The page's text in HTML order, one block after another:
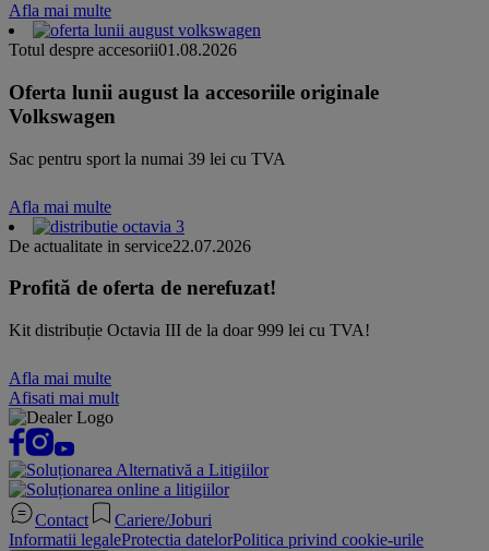
Afla mai multe
Totul despre accesorii01.08.2026
Oferta lunii august la accesoriile originale
Volkswagen
Sac pentru sport la numai 39 lei cu TVA
Afla mai multe
De actualitate in service22.07.2026
Profită de oferta de nerefuzat!
Kit distribuție Octavia III de la doar 999 lei cu TVA!
Afla mai multe
Afisati mai mult
Contact
Cariere/Joburi
Informatii legaleProtectia datelorPolitica privind cookie-urile